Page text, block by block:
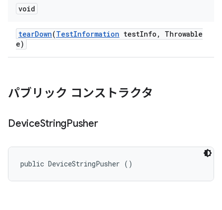
void
tearDown(TestInformation testInfo ,
Throwable
e)
パブリック コンストラクタ
DeviceStringPusher
public DeviceStringPusher ()